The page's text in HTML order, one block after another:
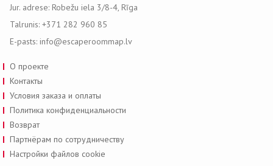
Jur. adrese: Robežu iela 3/8-4, Rīga
Talrunis: +371 282 960 85
E-pasts: info@escaperoommap.lv
О проекте
Контакты
Условия заказа и оплаты
Политика конфиденциальности
Возврат
Партнёрам по сотрудничеству
Настройки файлов cookie